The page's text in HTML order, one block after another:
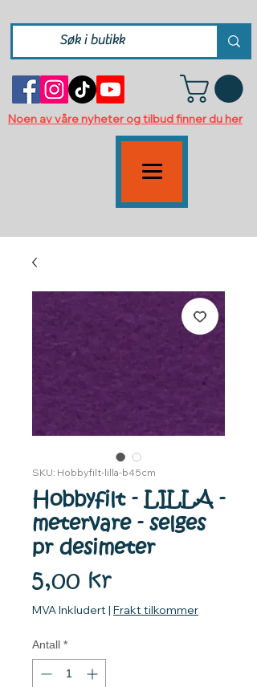
Noen av våre nyheter og tilbud finner du her
SKU: Hobbyfilt-lilla-b45cm
Hobbyfilt - LILLA -
metervare - selges
pr desimeter
5,00 krPris
MVA Inkludert | Frakt tilkommer
Antall *